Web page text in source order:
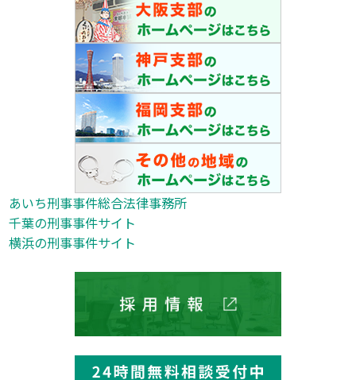
あいち刑事事件総合法律事務所
千葉の刑事事件サイト
横浜の刑事事件サイト